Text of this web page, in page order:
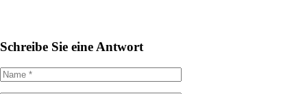
Schreibe Sie eine Antwort